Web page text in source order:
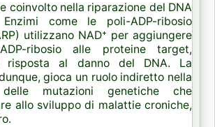
coinvolto nella riparazione del DNA
Enzimi come le poli-ADP-ribosio
utilizzano NAD⁺ per aggiungere
ribosio alle proteine target,
risposta al danno del DNA. La
gioca un ruolo indiretto nella
delle mutazioni genetiche che
allo sviluppo di malattie croniche,